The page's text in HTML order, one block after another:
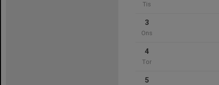
Tis
3
Ons
4
Tor
5